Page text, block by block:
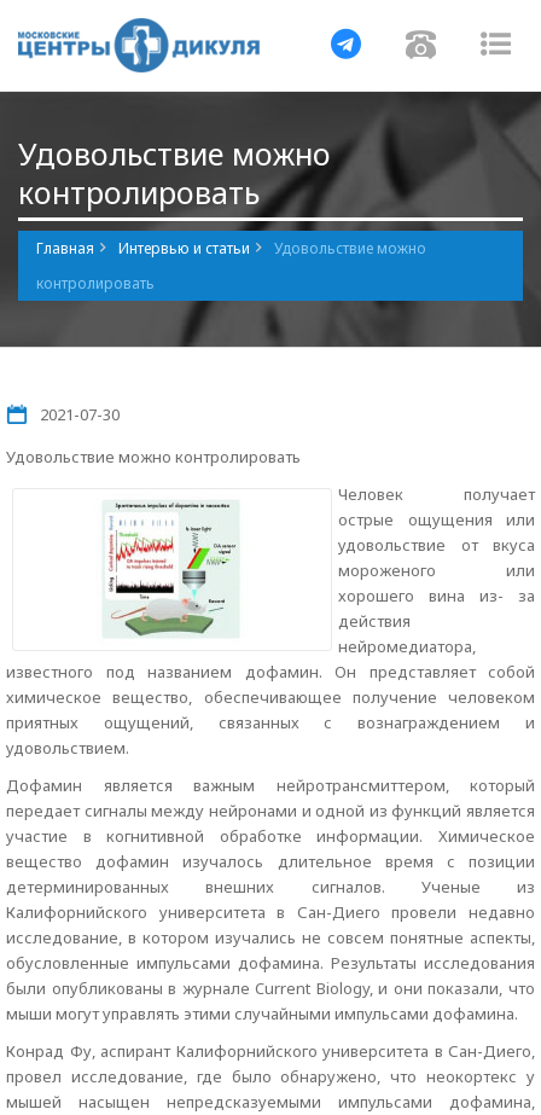
Навигация
Удовольствие можно
контролировать
Главная Интервью и статьи
Удовольствие можно
контролировать
2021-07-30
Удовольствие можно контролировать
Человек получает
острые ощущения или
удовольствие от вкуса
мороженого или
хорошего вина из- за
действия
нейромедиатора,
известного под названием дофамин. Он представляет собой
химическое вещество, обеспечивающее получение человеком
приятных ощущений, связанных с вознаграждением и
удовольствием.
Дофамин является важным нейротрансмиттером, который
передает сигналы между нейронами и одной из функций является
участие в когнитивной обработке информации. Химическое
вещество дофамин изучалось длительное время с позиции
детерминированных внешних сигналов. Ученые из
Калифорнийского университета в Сан-Диего провели недавно
исследование, в котором изучались не совсем понятные аспекты,
обусловленные импульсами дофамина. Результаты исследования
были опубликованы в журнале Current Biology, и они показали, что
мыши могут управлять этими случайными импульсами дофамина.
Конрад Фу, аспирант Калифорнийского университета в Сан-Диего,
провел исследование, где было обнаружено, что неокортекс у
мышей насыщен непредсказуемыми импульсами дофамина,